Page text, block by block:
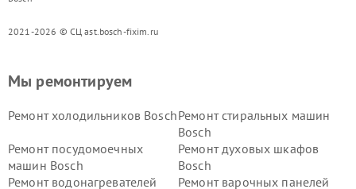
2021-2026 © СЦ ast.bosch-fixim.ru
Мы ремонтируем
Ремонт холодильников BoschРемонт стиральных машин
Bosch
Ремонт посудомоечных
машин Bosch
Ремонт духовых шкафов
Bosch
Ремонт водонагревателей
Ремонт варочных панелей